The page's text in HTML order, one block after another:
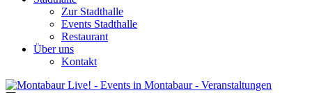
Zur Stadthalle
Events Stadthalle
Restaurant
Über uns
Kontakt